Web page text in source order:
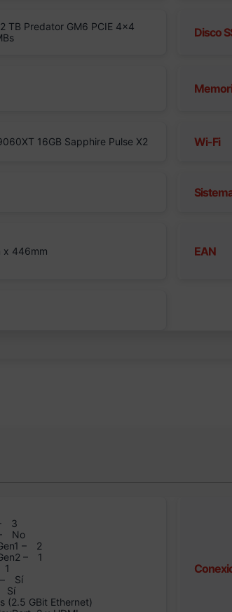
TB Predator GM6 PCIE 4×4
Disco
16GB Sapphire Pulse X2 Wi-Fi
x 446mm EAN
3
No
–
2
–
1
1
Sí
Sí
(2.5 GBit Ethernet)